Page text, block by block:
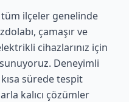
ilçeler genelinde
çamaşır ve
cihazlarınız için
Deneyimli
sürede tespit
kalıcı çözümler